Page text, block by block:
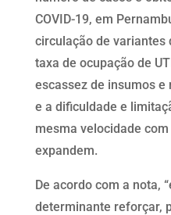
COVID-19, em
circulação de variantes
taxa de ocupação de
escassez de insumos
e a dificuldade e
mesma velocidade
expandem.
De acordo com a nota,
determinante reforçar,